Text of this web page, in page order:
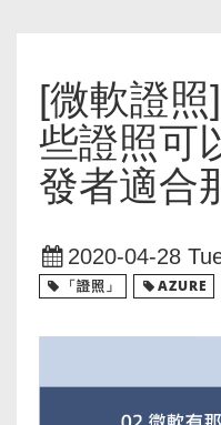
[微軟證
些證照可
發者適合
2020-04-28
「證照」 AZURE